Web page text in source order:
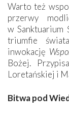
Warto też
przerwy
w
triumfie
inwokację
Bożej.
Loretańskiej i
Bitwa pod